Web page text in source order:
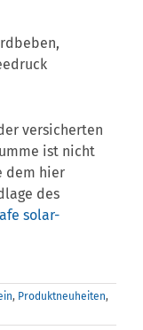
versicherten
ist nicht
dem hier
des
solar-
, Produktneuheiten,